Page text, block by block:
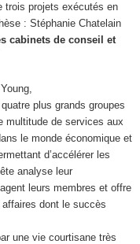
trois projets exécutés en
: Stéphanie Chatelain
cabinets de conseil et
plus grands groupes
multitude de services aux
le monde économique et
d’accélérer les
analyse leur
leurs membres et offre
dont le succès
une vie courtisane très